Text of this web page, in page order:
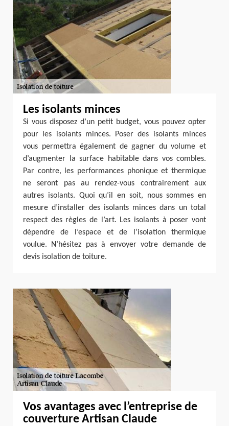
Les isolants minces
Si vous disposez d’un petit budget, vous pouvez opter
pour les isolants minces. Poser des isolants minces
vous permettra également de gagner du volume et
d’augmenter la surface habitable dans vos combles.
Par contre, les performances phonique et thermique
ne seront pas au rendez-vous contrairement aux
autres isolants. Quoi qu’il en soit, nous sommes en
mesure d’installer des isolants minces dans un total
respect des règles de l’art. Les isolants à poser vont
dépendre de l’espace et de l’isolation thermique
voulue. N’hésitez pas à envoyer votre demande de
devis isolation de toiture.
Vos avantages avec l’entreprise de
couverture Artisan Claude